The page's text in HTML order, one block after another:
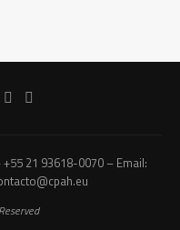
21 93618-0070 – Email: